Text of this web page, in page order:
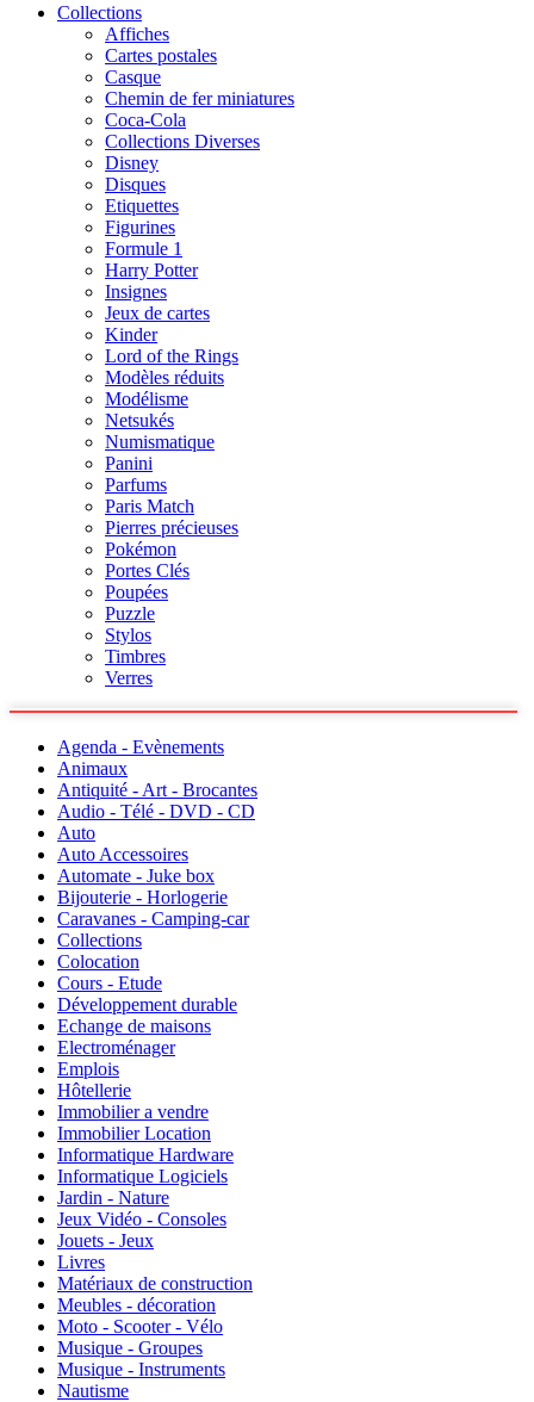
Collections
Affiches
Cartes postales
Casque
Chemin de fer miniatures
Coca-Cola
Collections Diverses
Disney
Disques
Etiquettes
Figurines
Formule 1
Harry Potter
Insignes
Jeux de cartes
Kinder
Lord of the Rings
Modèles réduits
Modélisme
Netsukés
Numismatique
Panini
Parfums
Paris Match
Pierres précieuses
Pokémon
Portes Clés
Poupées
Puzzle
Stylos
Timbres
Verres
Agenda - Evènements
Animaux
Antiquité - Art - Brocantes
Audio - Télé - DVD - CD
Auto
Auto Accessoires
Automate - Juke box
Bijouterie - Horlogerie
Caravanes - Camping-car
Collections
Colocation
Cours - Etude
Développement durable
Echange de maisons
Electroménager
Emplois
Hôtellerie
Immobilier a vendre
Immobilier Location
Informatique Hardware
Informatique Logiciels
Jardin - Nature
Jeux Vidéo - Consoles
Jouets - Jeux
Livres
Matériaux de construction
Meubles - décoration
Moto - Scooter - Vélo
Musique - Groupes
Musique - Instruments
Nautisme